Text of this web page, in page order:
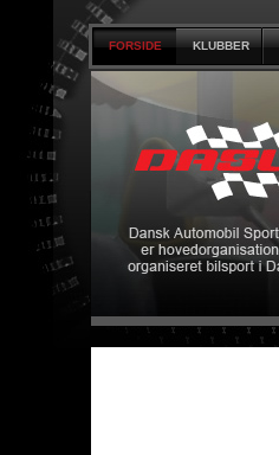
FORSIDE KLUBBER